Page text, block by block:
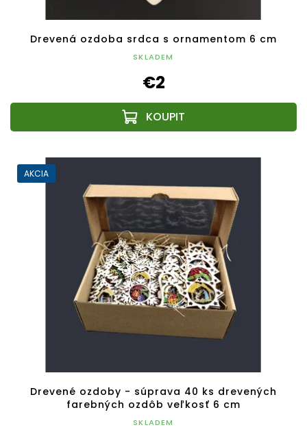
Drevená ozdoba srdca s ornamentom 6 cm
SKLADEM
€2
AKCIA
Drevené ozdoby - súprava 40 ks drevených
farebných ozdôb veľkosť 6 cm
SKLADEM